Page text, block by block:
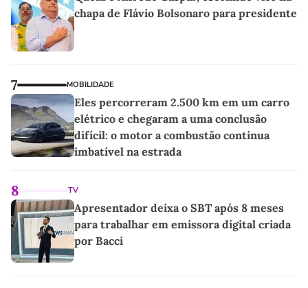
chapa de Flávio Bolsonaro para presidente
7 MOBILIDADE
Eles percorreram 2.500 km em um carro
elétrico e chegaram a uma conclusão
difícil: o motor a combustão continua
imbatível na estrada
8 TV
Apresentador deixa o SBT após 8 meses
para trabalhar em emissora digital criada
por Bacci